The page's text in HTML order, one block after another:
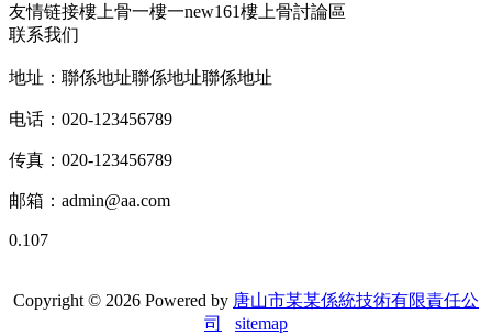
友情链接樓上骨一樓一new161樓上骨討論區
联系我们
地址：聯係地址聯係地址聯係地址
电话：020-123456789
传真：020-123456789
邮箱： admin@aa.com
0.107
Copyright © 2026 Powered by 唐山市某某係統技術有限責任公
司
sitemap